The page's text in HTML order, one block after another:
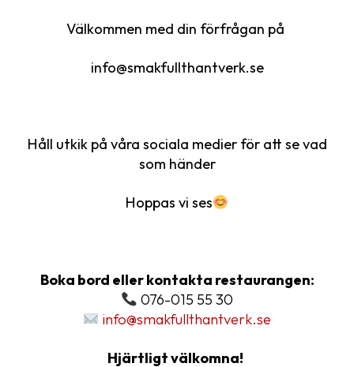
Välkommen med din förfrågan på
info@smakfullthantverk.se
Håll utkik på våra sociala medier för att se vad
som händer
Hoppas vi ses
Boka bord eller kontakta restaurangen:
076-015 55 30
info@smakfullthantverk.se
Hjärtligt välkomna!